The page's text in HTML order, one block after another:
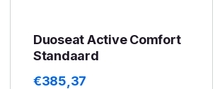
Duoseat Active Comfort
Standaard
€385,37